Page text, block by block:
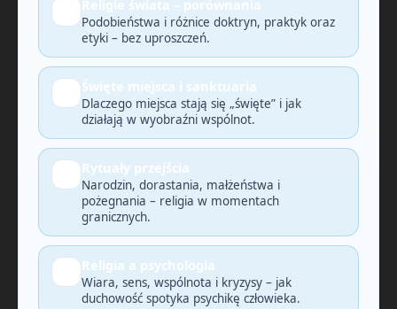
Religie świata – porównania
Podobieństwa i różnice doktryn, praktyk oraz
etyki – bez uproszczeń.
Święte miejsca i sanktuaria
Dlaczego miejsca stają się „święte” i jak
działają w wyobraźni wspólnot.
Rytuały przejścia
Narodzin, dorastania, małżeństwa i
pożegnania – religia w momentach
granicznych.
Religia a psychologia
Wiara, sens, wspólnota i kryzysy – jak
duchowość spotyka psychikę człowieka.